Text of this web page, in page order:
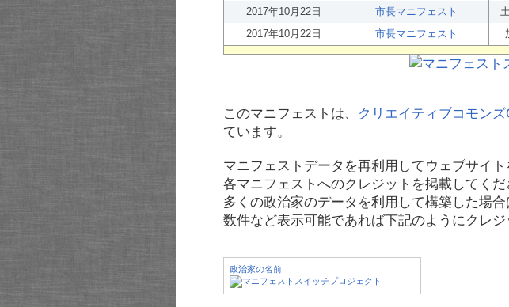
2017年10月22日
市長マニフェスト
2017年10月22日
市長マニフェスト
このマニフェストは、 クリエイティブコモンズ
ています。
マニフェストデータを再利用してウェブサイト
各マニフェストへのクレジットを掲載してくだ
多くの政治家のデータを利用して構築した場
数件など表示可能であれば下記のようにクレジ
政治家の名前